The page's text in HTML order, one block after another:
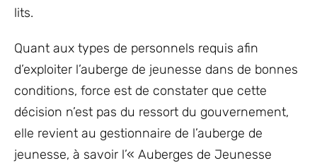
lits.
Quant aux types de personnels requis afin
d’exploiter l’auberge de jeunesse dans de bonnes
conditions, force est de constater que cette
décision n’est pas du ressort du gouvernement,
elle revient au gestionnaire de l’auberge de
jeunesse, à savoir l’« Auberges de Jeunesse